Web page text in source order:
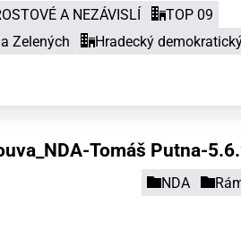
A NEZÁVISLÍ
TOP 09
Zelených
Hradecký
Tomáš Putna-
NDA